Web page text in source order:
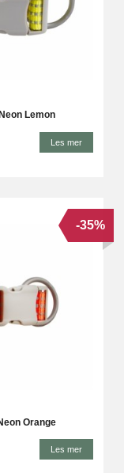
Lemon
Les mer
Orange
-35%
Les mer